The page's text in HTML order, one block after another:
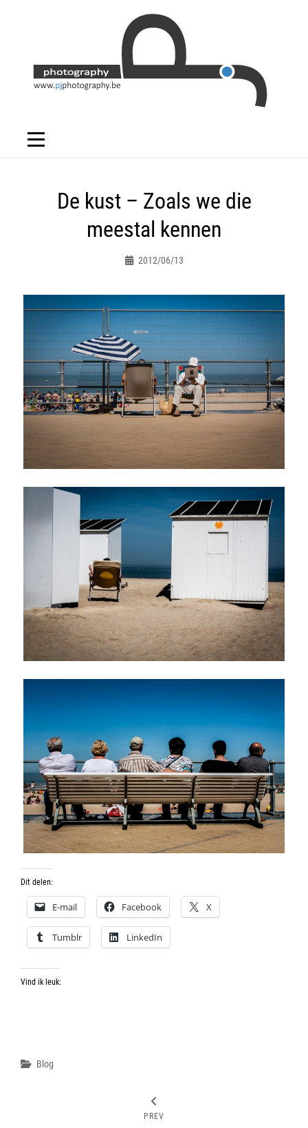
De kust – Zoals we die
meestal kennen
2012/06/13
Dit delen:
E-mail Facebook X
Tumblr LinkedIn
Vind ik leuk:
Categories
Blog
Bericht
navigatie
PREV